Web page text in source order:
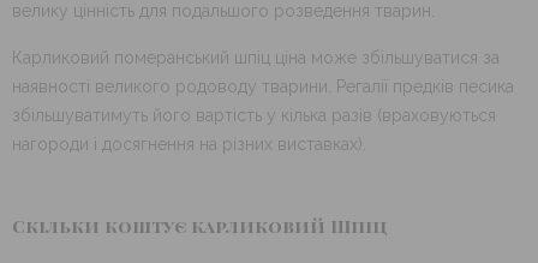
велику цінність для подальшого розведення тварин.
Карликовий померанський шпіц ціна може збільшуватися за
наявності великого родоводу тварини. Регалії предків песика
збільшуватимуть його вартість у кілька разів (враховуються
нагороди і досягнення на різних виставках).
Скільки коштує карликовий Шпіц